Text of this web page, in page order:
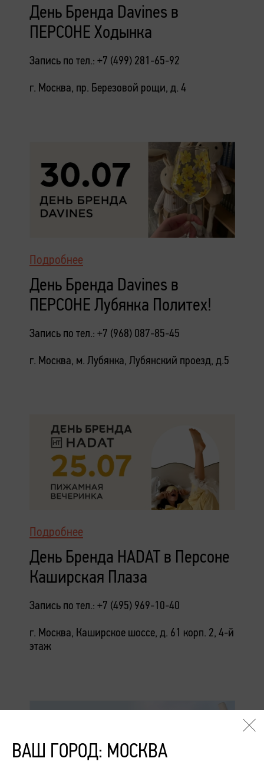
День Бренда Davines в
ПЕРСОНЕ Ходынка
Запись по тел.: +7 (499) 281-65-92
г. Москва, пр. Березовой рощи, д. 4
Подробнее
День Бренда Davines в
ПЕРСОНЕ Лубянка Политех!
Запись по тел.: +7 (968) 087-85-45
г. Москва, м. Лубянка, Лубянский проезд, д.5
Подробнее
День Бренда HADAT в Персоне
Каширская Плаза
Запись по тел.: +7 (495) 969-10-40
г. Москва, Каширское шоссе, д. 61 корп. 2, 4-й
этаж
ВАШ ГОРОД: МОСКВА